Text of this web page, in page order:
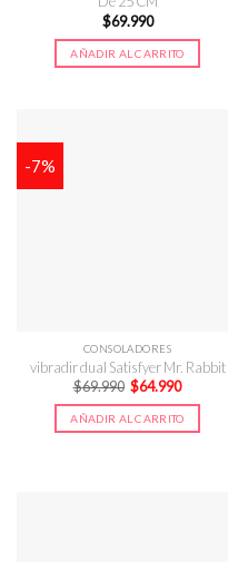
$69.990
AÑADIR AL CARRITO
-7%
CONSOLADORES
vibradir dual Satisfyer Mr. Rabbit
$69.990 El
precio
original
era:
$69.990.
$64.990El
actual
es:
$64.990.
AÑADIR AL CARRITO